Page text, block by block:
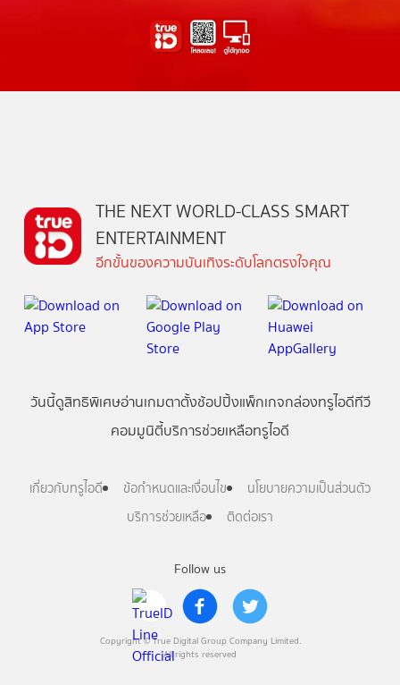
Follow us
Copyright © True Digital Group Company Limited.
All rights reserved
THE NEXT WORLD-CLASS SMART
ENTERTAINMENT
อีกขั้นของความบันเทิงระดับโลกตรงใจคุณ
วันนี้ดูสิทธิพิเศษอ่านเกมตาตั้งช้อปปิ้งแพ็กเกจกล่องทรูไอดีทีวี
คอมมูนิตี้บริการช่วยเหลือทรูไอดี
เกี่ยวกับทรูไอดี ข้อกำหนดและเงื่อนไข
นโยบายความเป็นส่วนตัว
บริการช่วยเหลือ
ติดต่อเรา